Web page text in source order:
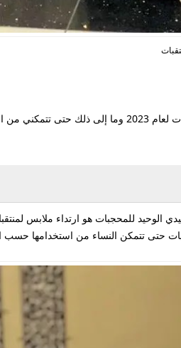
في هذه المقالة سوف نقدم لك مجموعة متنوعة من ملابس المنتقبات لعام 2023 وما
الوحيد للمحجبات هو ارتداء ملابس
حتى تتمكن النساء من استخدامها حسب